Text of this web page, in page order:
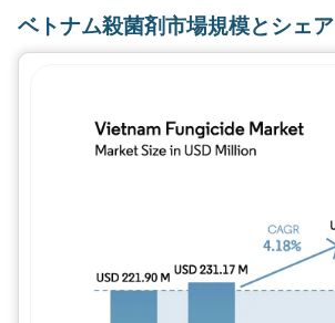
ベトナム殺菌剤市場規模とシェア